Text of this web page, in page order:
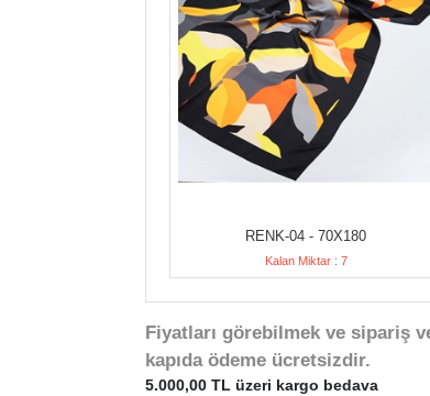
RENK-04 - 70X180
Kalan Miktar : 7
Fiyatları görebilmek ve sipariş
kapıda ödeme ücretsizdir.
5.000,00 TL üzeri kargo bedava